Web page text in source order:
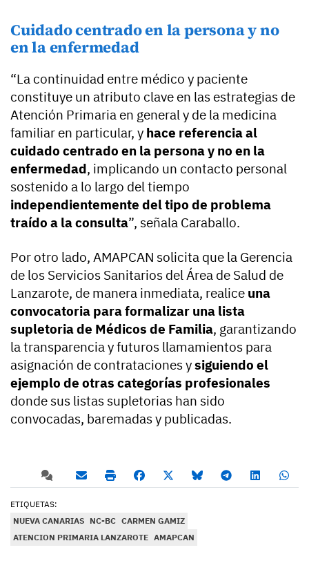
Cuidado centrado en la persona y no
en la enfermedad
“La continuidad entre médico y paciente
constituye un atributo clave en las estrategias de
Atención Primaria en general y de la medicina
familiar en particular, y hace referencia al
cuidado centrado en la persona y no en la
enfermedad, implicando un contacto personal
sostenido a lo largo del tiempo
independientemente del tipo de problema
traído a la consulta”, señala Caraballo.
Por otro lado, AMAPCAN solicita que la Gerencia
de los Servicios Sanitarios del Área de Salud de
Lanzarote, de manera inmediata, realice una
convocatoria para formalizar una lista
supletoria de Médicos de Familia, garantizando
la transparencia y futuros llamamientos para
asignación de contrataciones ysiguiendo el
ejemplo de otras categorías profesionales
donde sus listas supletorias han sido
convocadas, baremadas y publicadas.
ETIQUETAS:
NUEVA CANARIAS NC-BC CARMEN GAMIZ
ATENCION PRIMARIA LANZAROTE AMAPCAN